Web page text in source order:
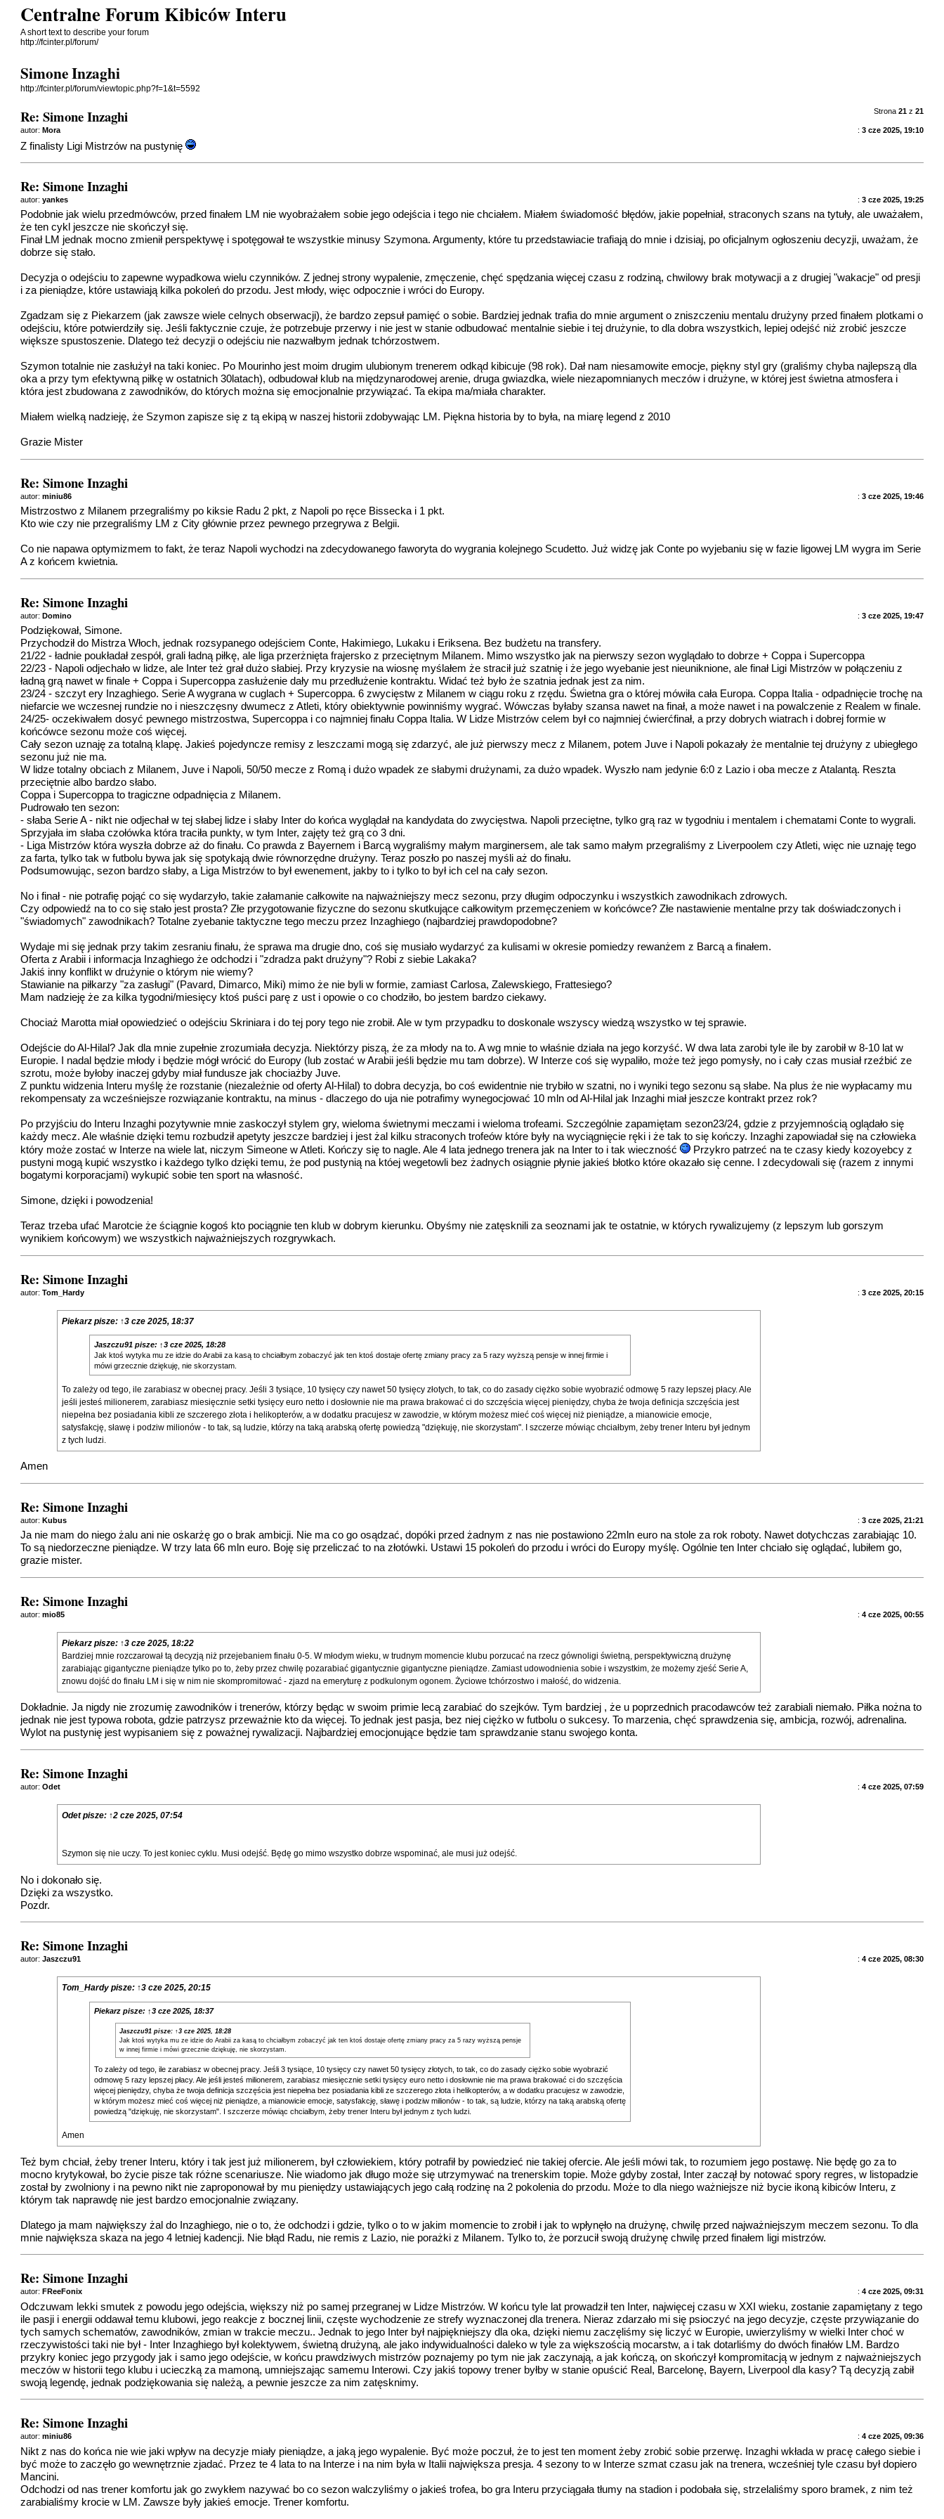
Centralne Forum Kibiców Interu
A short text to describe your forum
http://fcinter.pl/forum/
Simone Inzaghi
http://fcinter.pl/forum/viewtopic.php?f=1&t=5592
Strona 21z 21
Re: Simone Inzaghi
: 3 cze 2025, 19:10
autor:Mora
Z finalisty Ligi Mistrzów na pustynię
Re: Simone Inzaghi
: 3 cze 2025, 19:25
autor:yankes
Podobnie jak wielu przedmówców, przed finałem LM nie wyobrażałem sobie jego odejścia i tego nie chciałem. Miałem świadomość błędów, jakie popełniał, straconych szans na tytuły, ale uważałem,
że ten cykl jeszcze nie skończył się.
Finał LM jednak mocno zmienił perspektywę i spotęgował te wszystkie minusy Szymona. Argumenty, które tu przedstawiacie trafiają do mnie i dzisiaj, po oficjalnym ogłoszeniu decyzji, uważam, że
dobrze się stało.
Decyzja o odejściu to zapewne wypadkowa wielu czynników. Z jednej strony wypalenie, zmęczenie, chęć spędzania więcej czasu z rodziną, chwilowy brak motywacji a z drugiej "wakacje" od presji
i za pieniądze, które ustawiają kilka pokoleń do przodu. Jest młody, więc odpocznie i wróci do Europy.
Zgadzam się z Piekarzem (jak zawsze wiele celnych obserwacji), że bardzo zepsuł pamięć o sobie. Bardziej jednak trafia do mnie argument o zniszczeniu mentalu drużyny przed finałem plotkami o
odejściu, które potwierdziły się. Jeśli faktycznie czuje, że potrzebuje przerwy i nie jest w stanie odbudować mentalnie siebie i tej drużynie, to dla dobra wszystkich, lepiej odejść niż zrobić jeszcze
większe spustoszenie. Dlatego też decyzji o odejściu nie nazwałbym jednak tchórzostwem.
Szymon totalnie nie zasłużył na taki koniec. Po Mourinho jest moim drugim ulubionym trenerem odkąd kibicuje (98 rok). Dał nam niesamowite emocje, piękny styl gry (graliśmy chyba najlepszą dla
oka a przy tym efektywną piłkę w ostatnich 30latach), odbudował klub na międzynarodowej arenie, druga gwiazdka, wiele niezapomnianych meczów i drużyne, w której jest świetna atmosfera i
która jest zbudowana z zawodników, do których można się emocjonalnie przywiązać. Ta ekipa ma/miała charakter.
Miałem wielką nadzieję, że Szymon zapisze się z tą ekipą w naszej historii zdobywając LM. Piękna historia by to była, na miarę legend z 2010
Grazie Mister
Re: Simone Inzaghi
: 3 cze 2025, 19:46
autor:miniu86
Mistrzostwo z Milanem przegraliśmy po kiksie Radu 2 pkt, z Napoli po ręce Bissecka i 1 pkt.
Kto wie czy nie przegraliśmy LM z City głównie przez pewnego przegrywa z Belgii.
Co nie napawa optymizmem to fakt, że teraz Napoli wychodzi na zdecydowanego faworyta do wygrania kolejnego Scudetto. Już widzę jak Conte po wyjebaniu się w fazie ligowej LM wygra im Serie
A z końcem kwietnia.
Re: Simone Inzaghi
: 3 cze 2025, 19:47
autor:Domino
Podziękował, Simone.
Przychodził do Mistrza Włoch, jednak rozsypanego odejściem Conte, Hakimiego, Lukaku i Eriksena. Bez budżetu na transfery.
21/22 - ładnie poukładał zespół, grali ładną piłkę, ale liga przerżnięta frajersko z przeciętnym Milanem. Mimo wszystko jak na pierwszy sezon wyglądało to dobrze + Coppa i Supercoppa
22/23 - Napoli odjechało w lidze, ale Inter też grał dużo słabiej. Przy kryzysie na wiosnę myślałem że stracił już szatnię i że jego wyebanie jest nieuniknione, ale finał Ligi Mistrzów w połączeniu z
ładną grą nawet w finale + Coppa i Supercoppa zasłużenie dały mu przedłużenie kontraktu. Widać też było że szatnia jednak jest za nim.
23/24 - szczyt ery Inzaghiego. Serie A wygrana w cuglach + Supercoppa. 6 zwycięstw z Milanem w ciągu roku z rzędu. Świetna gra o której mówiła cała Europa. Coppa Italia - odpadnięcie trochę na
niefarcie we wczesnej rundzie no i nieszczęsny dwumecz z Atleti, który obiektywnie powinniśmy wygrać. Wówczas byłaby szansa nawet na finał, a może nawet i na powalczenie z Realem w finale.
24/25- oczekiwałem dosyć pewnego mistrzostwa, Supercoppa i co najmniej finału Coppa Italia. W Lidze Mistrzów celem był co najmniej ćwierćfinał, a przy dobrych wiatrach i dobrej formie w
końcówce sezonu może coś więcej.
Cały sezon uznaję za totalną klapę. Jakieś pojedyncze remisy z leszczami mogą się zdarzyć, ale już pierwszy mecz z Milanem, potem Juve i Napoli pokazały że mentalnie tej drużyny z ubiegłego
sezonu już nie ma.
W lidze totalny obciach z Milanem, Juve i Napoli, 50/50 mecze z Romą i dużo wpadek ze słabymi drużynami, za dużo wpadek. Wyszło nam jedynie 6:0 z Lazio i oba mecze z Atalantą. Reszta
przeciętnie albo bardzo słabo.
Coppa i Supercoppa to tragiczne odpadnięcia z Milanem.
Pudrowało ten sezon:
- słaba Serie A - nikt nie odjechał w tej słabej lidze i słaby Inter do końca wyglądał na kandydata do zwycięstwa. Napoli przeciętne, tylko grą raz w tygodniu i mentalem i chematami Conte to wygrali.
Sprzyjała im słaba czołówka która traciła punkty, w tym Inter, zajęty też grą co 3 dni.
- Liga Mistrzów która wyszła dobrze aż do finału. Co prawda z Bayernem i Barcą wygraliśmy małym marginersem, ale tak samo małym przegraliśmy z Liverpoolem czy Atleti, więc nie uznaję tego
za farta, tylko tak w futbolu bywa jak się spotykają dwie równorzędne drużyny. Teraz poszło po naszej myśli aż do finału.
Podsumowując, sezon bardzo słaby, a Liga Mistrzów to był ewenement, jakby to i tylko to był ich cel na cały sezon.
No i finał - nie potrafię pojąć co się wydarzyło, takie załamanie całkowite na najważniejszy mecz sezonu, przy długim odpoczynku i wszystkich zawodnikach zdrowych.
Czy odpowiedź na to co się stało jest prosta? Złe przygotowanie fizyczne do sezonu skutkujące całkowitym przemęczeniem w końcówce? Złe nastawienie mentalne przy tak doświadczonych i
"świadomych" zawodnikach? Totalne zyebanie taktyczne tego meczu przez Inzaghiego (najbardziej prawdopodobne?
Wydaje mi się jednak przy takim zesraniu finału, że sprawa ma drugie dno, coś się musiało wydarzyć za kulisami w okresie pomiedzy rewanżem z Barcą a finałem.
Oferta z Arabii i informacja Inzaghiego że odchodzi i "zdradza pakt drużyny"? Robi z siebie Lakaka?
Jakiś inny konflikt w drużynie o którym nie wiemy?
Stawianie na piłkarzy "za zasługi" (Pavard, Dimarco, Miki) mimo że nie byli w formie, zamiast Carlosa, Zalewskiego, Frattesiego?
Mam nadzieję że za kilka tygodni/miesięcy ktoś puści parę z ust i opowie o co chodziło, bo jestem bardzo ciekawy.
Chociaż Marotta miał opowiedzieć o odejściu Skriniara i do tej pory tego nie zrobił. Ale w tym przypadku to doskonale wszyscy wiedzą wszystko w tej sprawie.
Odejście do Al-Hilal? Jak dla mnie zupełnie zrozumiała decyzja. Niektórzy piszą, że za młody na to. A wg mnie to właśnie działa na jego korzyść. W dwa lata zarobi tyle ile by zarobił w 8-10 lat w
Europie. I nadal będzie młody i będzie mógł wrócić do Europy (lub zostać w Arabii jeśli będzie mu tam dobrze). W Interze coś się wypaliło, może też jego pomysły, no i cały czas musiał rzeźbić ze
szrotu, może byłoby inaczej gdyby miał fundusze jak chociażby Juve.
Z punktu widzenia Interu myślę że rozstanie (niezależnie od oferty Al-Hilal) to dobra decyzja, bo coś ewidentnie nie trybiło w szatni, no i wyniki tego sezonu są słabe. Na plus że nie wypłacamy mu
rekompensaty za wcześniejsze rozwiązanie kontraktu, na minus - dlaczego do uja nie potrafimy wynegocjować 10 mln od Al-Hilal jak Inzaghi miał jeszcze kontrakt przez rok?
Po przyjściu do Interu Inzaghi pozytywnie mnie zaskoczył stylem gry, wieloma świetnymi meczami i wieloma trofeami. Szczególnie zapamiętam sezon23/24, gdzie z przyjemnością oglądało się
każdy mecz. Ale właśnie dzięki temu rozbudził apetyty jeszcze bardziej i jest żal kilku straconych trofeów które były na wyciągnięcie ręki i że tak to się kończy. Inzaghi zapowiadał się na człowieka
który może zostać w Interze na wiele lat, niczym Simeone w Atleti. Kończy się to nagle. Ale 4 lata jednego trenera jak na Inter to i tak wieczność
Przykro patrzeć na te czasy kiedy kozoyebcy z
pustyni mogą kupić wszystko i każdego tylko dzięki temu, że pod pustynią na któej wegetowli bez żadnych osiągnie płynie jakieś błotko które okazało się cenne. I zdecydowali się (razem z innymi
bogatymi korporacjami) wykupić sobie ten sport na własność.
Simone, dzięki i powodzenia!
Teraz trzeba ufać Marotcie że ściągnie kogoś kto pociągnie ten klub w dobrym kierunku. Obyśmy nie zatęsknili za seoznami jak te ostatnie, w których rywalizujemy (z lepszym lub gorszym
wynikiem końcowym) we wszystkich najważniejszych rozgrywkach.
Re: Simone Inzaghi
: 3 cze 2025, 20:15
autor:Tom_Hardy
Piekarzpisze: ↑3 cze 2025, 18:37
Jaszczu91pisze: ↑3 cze 2025, 18:28
Jak ktoś wytyka mu ze idzie do Arabii za kasą to chciałbym zobaczyć jak ten ktoś dostaje ofertę zmiany pracy za 5 razy wyższą pensje w innej firmie i
mówi grzecznie dziękuję, nie skorzystam.
To zależy od tego, ile zarabiasz w obecnej pracy. Jeśli 3 tysiące, 10 tysięcy czy nawet 50 tysięcy złotych, to tak, co do zasady ciężko sobie wyobrazić odmowę 5 razy lepszej płacy. Ale
jeśli jesteś milionerem, zarabiasz miesięcznie setki tysięcy euro netto i dosłownie nie ma prawa brakować ci do szczęścia więcej pieniędzy, chyba że twoja definicja szczęścia jest
niepełna bez posiadania kibli ze szczerego złota i helikopterów, a w dodatku pracujesz w zawodzie, w którym możesz mieć coś więcej niż pieniądze, a mianowicie emocje,
satysfakcję, sławę i podziw milionów - to tak, są ludzie, którzy na taką arabską ofertę powiedzą "dziękuję, nie skorzystam". I szczerze mówiąc chciałbym, żeby trener Interu był jednym
z tych ludzi.
Amen
Re: Simone Inzaghi
: 3 cze 2025, 21:21
autor:Kubus
Ja nie mam do niego żalu ani nie oskarżę go o brak ambicji. Nie ma co go osądzać, dopóki przed żadnym z nas nie postawiono 22mln euro na stole za rok roboty. Nawet dotychczas zarabiając 10.
To są niedorzeczne pieniądze. W trzy lata 66 mln euro. Boję się przeliczać to na złotówki. Ustawi 15 pokoleń do przodu i wróci do Europy myślę. Ogólnie ten Inter chciało się oglądać, lubiłem go,
grazie mister.
Re: Simone Inzaghi
: 4 cze 2025, 00:55
autor:mio85
Piekarzpisze: ↑3 cze 2025, 18:22
Bardziej mnie rozczarował tą decyzją niż przejebaniem finału 0-5. W młodym wieku, w trudnym momencie klubu porzucać na rzecz gównoligi świetną, perspektywiczną drużynę
zarabiając gigantyczne pieniądze tylko po to, żeby przez chwilę pozarabiać gigantycznie gigantyczne pieniądze. Zamiast udowodnienia sobie i wszystkim, że możemy zjeść Serie A,
znowu dojść do finału LM i się w nim nie skompromitować - zjazd na emeryturę z podkulonym ogonem. Życiowe tchórzostwo i małość, do widzenia.
Dokładnie. Ja nigdy nie zrozumię zawodników i trenerów, którzy będąc w swoim primie lecą zarabiać do szejków. Tym bardziej , że u poprzednich pracodawców też zarabiali niemało. Piłka nożna to
jednak nie jest typowa robota, gdzie patrzysz przeważnie kto da więcej. To jednak jest pasja, bez niej ciężko w futbolu o sukcesy. To marzenia, chęć sprawdzenia się, ambicja, rozwój, adrenalina.
Wylot na pustynię jest wypisaniem się z poważnej rywalizacji. Najbardziej emocjonujące będzie tam sprawdzanie stanu swojego konta.
Re: Simone Inzaghi
: 4 cze 2025, 07:59
autor:Odet
Odetpisze: ↑2 cze 2025, 07:54
Szymon się nie uczy. To jest koniec cyklu. Musi odejść. Będę go mimo wszystko dobrze wspominać, ale musi już odejść.
No i dokonało się.
Dzięki za wszystko.
Pozdr.
Re: Simone Inzaghi
: 4 cze 2025, 08:30
autor:Jaszczu91
Tom_Hardypisze: ↑3 cze 2025, 20:15
Piekarzpisze: ↑3 cze 2025, 18:37
Jaszczu91 pisze: ↑3 cze 2025, 18:28
Jak ktoś wytyka mu ze idzie do Arabii za kasą to chciałbym zobaczyć jak ten ktoś dostaje ofertę zmiany pracy za 5 razy wyższą pensje
w innej firmie i mówi grzecznie dziękuję, nie skorzystam.
To zależy od tego, ile zarabiasz w obecnej pracy. Jeśli 3 tysiące, 10 tysięcy czy nawet 50 tysięcy złotych, to tak, co do zasady ciężko sobie wyobrazić
odmowę 5 razy lepszej płacy. Ale jeśli jesteś milionerem, zarabiasz miesięcznie setki tysięcy euro netto i dosłownie nie ma prawa brakować ci do szczęścia
więcej pieniędzy, chyba że twoja definicja szczęścia jest niepełna bez posiadania kibli ze szczerego złota i helikopterów, a w dodatku pracujesz w zawodzie,
w którym możesz mieć coś więcej niż pieniądze, a mianowicie emocje, satysfakcję, sławę i podziw milionów - to tak, są ludzie, którzy na taką arabską ofertę
powiedzą "dziękuję, nie skorzystam". I szczerze mówiąc chciałbym, żeby trener Interu był jednym z tych ludzi.
Amen
Też bym chciał, żeby trener Interu, który i tak jest już milionerem, był człowiekiem, który potrafił by powiedzieć nie takiej ofercie. Ale jeśli mówi tak, to rozumiem jego postawę. Nie będę go za to
mocno krytykował, bo życie pisze tak różne scenariusze. Nie wiadomo jak długo może się utrzymywać na trenerskim topie. Może gdyby został, Inter zaczął by notować spory regres, w listopadzie
został by zwolniony i na pewno nikt nie zaproponował by mu pieniędzy ustawiających jego całą rodzinę na 2 pokolenia do przodu. Może to dla niego ważniejsze niż bycie ikoną kibiców Interu, z
którym tak naprawdę nie jest bardzo emocjonalnie związany.
Dlatego ja mam największy żal do Inzaghiego, nie o to, że odchodzi i gdzie, tylko o to w jakim momencie to zrobił i jak to wpłynęło na drużynę, chwilę przed najważniejszym meczem sezonu. To dla
mnie największa skaza na jego 4 letniej kadencji. Nie błąd Radu, nie remis z Lazio, nie porażki z Milanem. Tylko to, że porzucił swoją drużynę chwilę przed finałem ligi mistrzów.
Re: Simone Inzaghi
: 4 cze 2025, 09:31
autor:FReeFonix
Odczuwam lekki smutek z powodu jego odejścia, większy niż po samej przegranej w Lidze Mistrzów. W końcu tyle lat prowadził ten Inter, najwięcej czasu w XXI wieku, zostanie zapamiętany z tego
ile pasji i energii oddawał temu klubowi, jego reakcje z bocznej linii, częste wychodzenie ze strefy wyznaczonej dla trenera. Nieraz zdarzało mi się psioczyć na jego decyzje, częste przywiązanie do
tych samych schematów, zawodników, zmian w trakcie meczu.. Jednak to jego Inter był najpiękniejszy dla oka, dzięki niemu zaczęliśmy się liczyć w Europie, uwierzyliśmy w wielki Inter choć w
rzeczywistości taki nie był - Inter Inzaghiego był kolektywem, świetną drużyną, ale jako indywidualności daleko w tyle za większością mocarstw, a i tak dotarliśmy do dwóch finałów LM. Bardzo
przykry koniec jego przygody jak i samo jego odejście, w końcu prawdziwych mistrzów poznajemy po tym nie jak zaczynają, a jak kończą, on skończył kompromitacją w jednym z najważniejszych
meczów w historii tego klubu i ucieczką za mamoną, umniejszając samemu Interowi. Czy jakiś topowy trener byłby w stanie opuścić Real, Barcelonę, Bayern, Liverpool dla kasy? Tą decyzją zabił
swoją legendę, jednak podziękowania się należą, a pewnie jeszcze za nim zatęsknimy.
Re: Simone Inzaghi
: 4 cze 2025, 09:36
autor:miniu86
Nikt z nas do końca nie wie jaki wpływ na decyzje miały pieniądze, a jaką jego wypalenie. Być może poczuł, że to jest ten moment żeby zrobić sobie przerwę. Inzaghi wkłada w pracę całego siebie i
być może to zaczęło go wewnętrznie zjadać. Przez te 4 lata to na Interze i na nim była w Italii największa presja. 4 sezony to w Interze szmat czasu jak na trenera, wcześniej tyle czasu był dopiero
Mancini.
Odchodzi od nas trener komfortu jak go zwykłem nazywać bo co sezon walczyliśmy o jakieś trofea, bo gra Interu przyciągała tłumy na stadion i podobała się, strzelaliśmy sporo bramek, z nim też
zarabialiśmy krocie w LM. Zawsze były jakieś emocje. Trener komfortu.